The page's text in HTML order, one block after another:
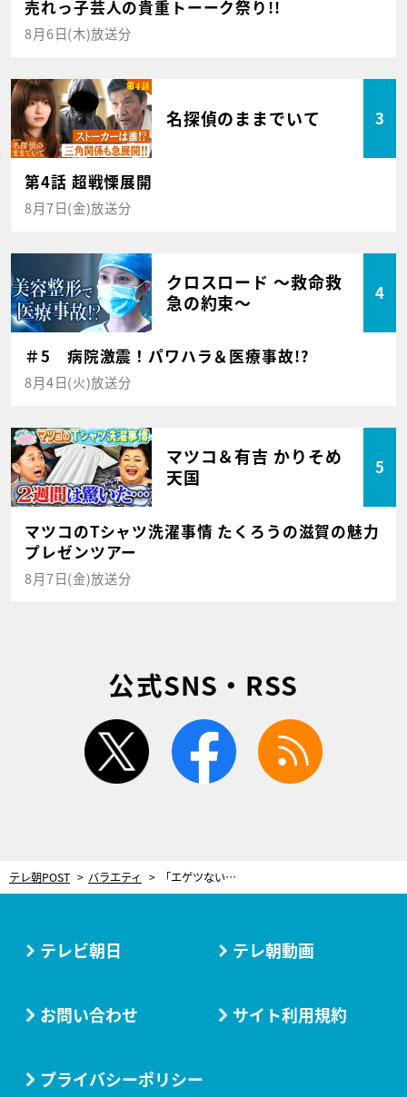
売れっ子芸人の貴重トーーク祭り!!
8月6日(木)放送分
名探偵のままでいて 3
第4話 超戦慄展開
8月7日(金)放送分
クロスロード ～救命救
急の約束～
4
＃5 病院激震！パワハラ＆医療事故!?
8月4日(火)放送分
マツコ＆有吉 かりそめ
天国
5
マツコのTシャツ洗濯事情 たくろうの滋賀の魅力
プレゼンツアー
8月7日(金)放送分
公式SNS・RSS
twitter facebook
テレ朝POST バラエティ 「エゲツない下ネタの名前言わされてる」 “『M-1』予選MC”が知られざる苦悩明かす
テレビ朝日 テレ朝動画
お問い合わせ サイト利用規約
プライバシーポリシー